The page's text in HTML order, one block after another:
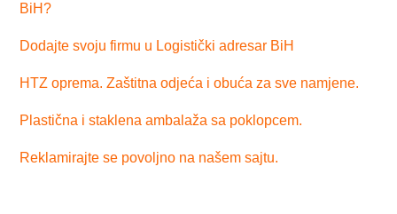
BiH?
Dodajte svoju firmu u Logistički adresar BiH
HTZ oprema. Zaštitna odjeća i obuća za sve namjene.
Plastična i staklena ambalaža sa poklopcem.
Reklamirajte se povoljno na našem sajtu.